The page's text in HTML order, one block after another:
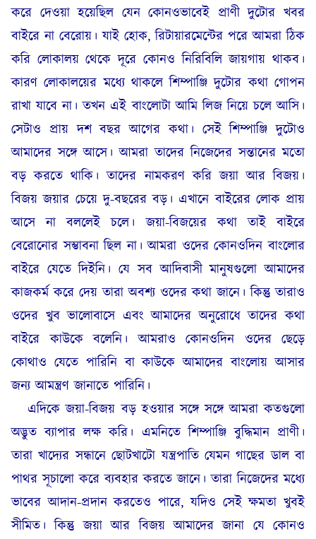
করে দেওয়া হয়েছিল যেন কোনওভাবেই প্রাণী দুটোর খবর
বাইরে না বেরোয়। যাই হোক, রিটায়ারমেন্টের পরে আমরা ঠিক
করি লোকালয় থেকে দূরে কোনও নিরিবিলি জায়গায় থাকব।
কারণ লোকালয়ের মধ্যে থাকলে শিম্পাঞ্জি দুটোর কথা গোপন
রাখা যাবে না। তখন এই বাংলোটা আমি লিজ নিয়ে চলে আসি।
সেটাও প্রায় দশ বছর আগের কথা। সেই শিম্পাঞ্জি দুটোও
আমাদের সঙ্গে আসে। আমরা তাদের নিজেদের সন্তানের মতো
বড় করতে থাকি। তাদের নামকরণ করি জয়া আর বিজয়।
বিজয় জয়ার চেয়ে দু-বছরের বড়। এখানে বাইরের লোক প্রায়
আসে না বললেই চলে। জয়া-বিজয়ের কথা তাই বাইরে
বেরোনোর সম্ভাবনা ছিল না। আমরা ওদের কোনওদিন বাংলোর
বাইরে যেতে দিইনি। যে সব আদিবাসী মানুষগুলো আমাদের
কাজকর্ম করে দেয় তারা অবশ্য ওদের কথা জানে। কিন্তু তারাও
ওদের খুব ভালোবাসে এবং আমাদের অনুরোধে তাদের কথা
বাইরে কাউকে বলেনি। আমরাও কোনওদিন ওদের ছেড়ে
কোথাও যেতে পারিনি বা কাউকে আমাদের বাংলোয় আসার
জন্য আমন্ত্রণ জানাতে পারিনি।
এদিকে জয়া-বিজয় বড় হওয়ার সঙ্গে সঙ্গে আমরা কতগুলো
অদ্ভুত ব্যাপার লক্ষ করি। এমনিতে শিম্পাঞ্জি বুদ্ধিমান প্রাণী।
তারা খাদ্যের সন্ধানে ছোটখাটো যন্ত্রপাতি যেমন গাছের ডাল বা
পাথর সূচালো করে ব্যবহার করতে জানে। তারা নিজেদের মধ্যে
ভাবের আদান-প্রদান করতেও পারে, যদিও সেই ক্ষমতা খুবই
সীমিত। কিন্তু জয়া আর বিজয় আমাদের জানা যে কোনও